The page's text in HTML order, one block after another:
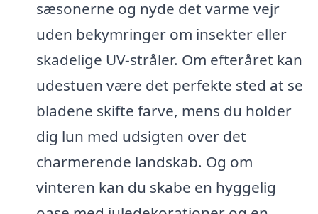
sæsonerne og nyde det varme vejr
uden bekymringer om insekter eller
skadelige UV-stråler. Om efteråret kan
udestuen være det perfekte sted at se
bladene skifte farve, mens du holder
dig lun med udsigten over det
charmerende landskab. Og om
vinteren kan du skabe en hyggelig